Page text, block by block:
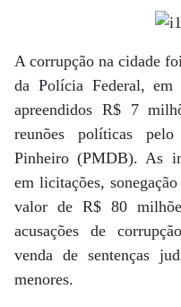
A corrupção na cidade
da Polícia Federal,
apreendidos R$ 7
reunões políticas
Pinheiro (PMDB). As
em licitações,
valor de R$ 80
acusações de
venda de sentenças
menores.